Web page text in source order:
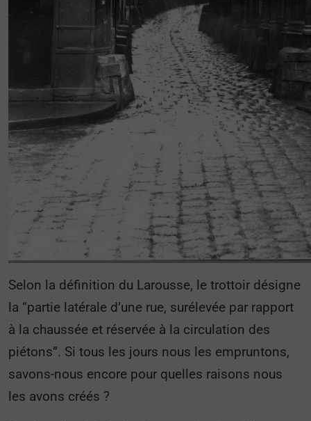
Selon la définition du Larousse, le trottoir désigne
la “partie latérale d’une rue, surélevée par rapport
à la chaussée et réservée à la circulation des
piétons”. Si tous les jours nous les empruntons,
savons-nous encore pour quelles raisons nous
les avons créés ?